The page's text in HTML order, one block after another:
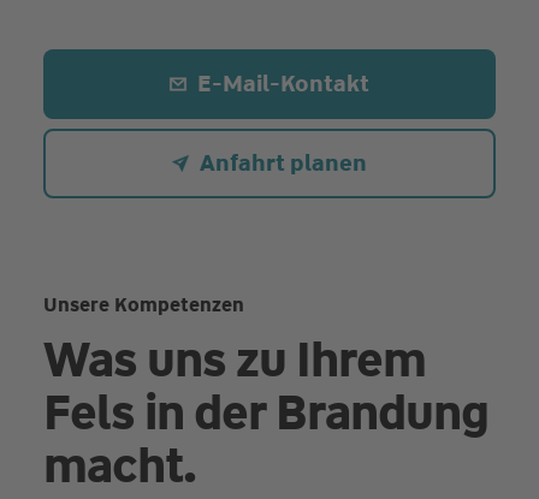
E-Mail-Kontakt
Anfahrt planen
Unsere Kompetenzen
Was uns zu Ihrem
Fels in der Brandung
macht.